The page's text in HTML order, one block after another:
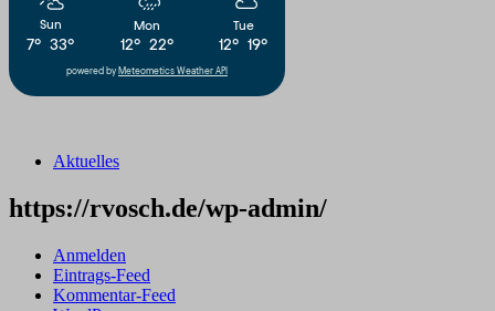
Sun
7° 33°
Mon
12° 22°
Tue
12° 19°
powered by Meteometics Weather API
Aktuelles
https://rvosch.de/wp-admin/
Anmelden
Eintrags-Feed
Kommentar-Feed